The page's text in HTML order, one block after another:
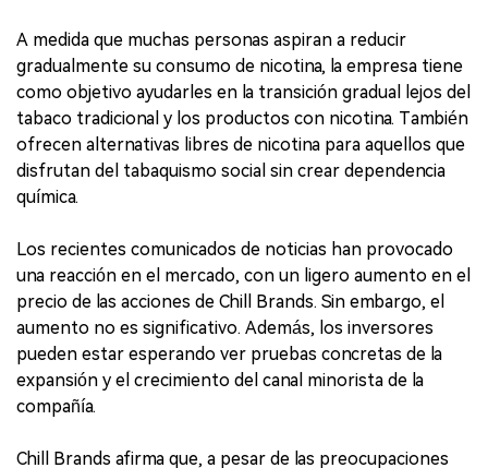
A medida que muchas personas aspiran a reducir
gradualmente su consumo de nicotina, la empresa tiene
como objetivo ayudarles en la transición gradual lejos del
tabaco tradicional y los productos con nicotina. También
ofrecen alternativas libres de nicotina para aquellos que
disfrutan del tabaquismo social sin crear dependencia
química.
Los recientes comunicados de noticias han provocado
una reacción en el mercado, con un ligero aumento en el
precio de las acciones de Chill Brands. Sin embargo, el
aumento no es significativo. Además, los inversores
pueden estar esperando ver pruebas concretas de la
expansión y el crecimiento del canal minorista de la
compañía.
Chill Brands afirma que, a pesar de las preocupaciones